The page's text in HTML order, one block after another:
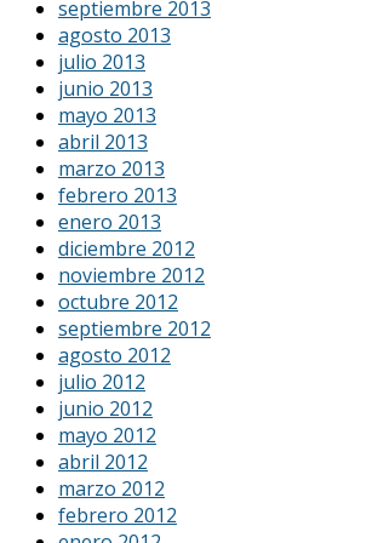
septiembre 2013
agosto 2013
julio 2013
junio 2013
mayo 2013
abril 2013
marzo 2013
febrero 2013
enero 2013
diciembre 2012
noviembre 2012
octubre 2012
septiembre 2012
agosto 2012
julio 2012
junio 2012
mayo 2012
abril 2012
marzo 2012
febrero 2012